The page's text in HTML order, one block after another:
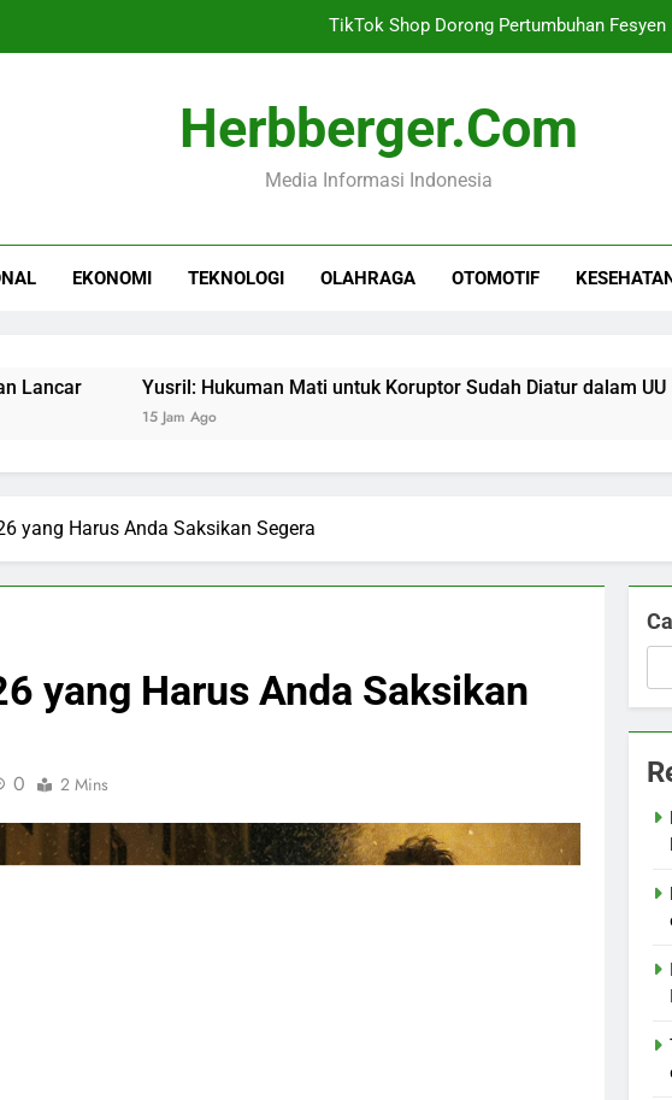
TikTok Shop Dorong Pertumbuhan
Ekonomi Lampung
Investasi NTB
Herbberger.com
Media Informasi Indonesia
EKONOMI TEKNOLOGI OLAHRAGA OTOMOTIF
Yusril: Hukuman Mati untuk Koruptor Sudah Diatur dalam UU
yang Harus Anda Saksikan Segera
yang Harus Anda Saksikan
0 2 Mins